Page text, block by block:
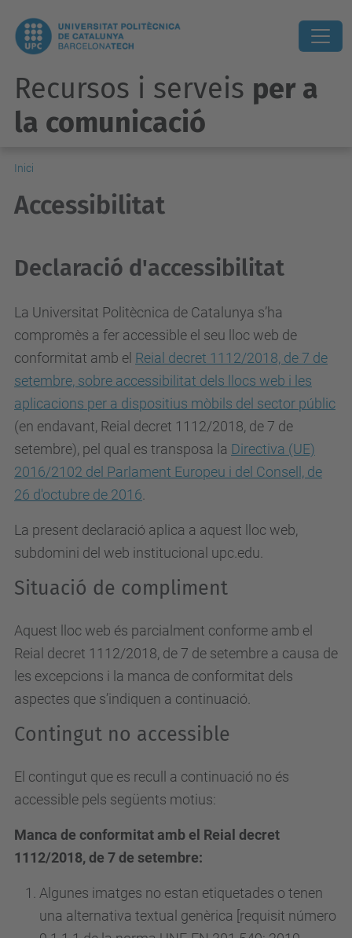
Recursos i serveis per a
la comunicació
Inici
Accessibilitat
Declaració d'accessibilitat
La Universitat Politècnica de Catalunya s’ha
compromès a fer accessible el seu lloc web de
conformitat amb el Reial decret 1112/2018, de 7 de
setembre, sobre accessibilitat dels llocs web i les
aplicacions per a dispositius mòbils del sector públic
(en endavant, Reial decret 1112/2018, de 7 de
setembre), pel qual es transposa la Directiva (UE)
2016/2102 del Parlament Europeu i del Consell, de
26 d'octubre de 2016
La present declaració aplica a aquest lloc web,
subdomini del web institucional upc.edu.
Situació de compliment
Aquest lloc web és parcialment conforme amb el
Reial decret 1112/2018, de 7 de setembre a causa de
les excepcions i la manca de conformitat dels
aspectes que s’indiquen a continuació.
Contingut no accessible
El contingut que es recull a continuació no és
accessible pels següents motius:
Manca de conformitat amb el Reial decret
1112/2018, de 7 de setembre:
Algunes imatges no estan etiquetades o tenen
una alternativa textual genèrica [requisit número